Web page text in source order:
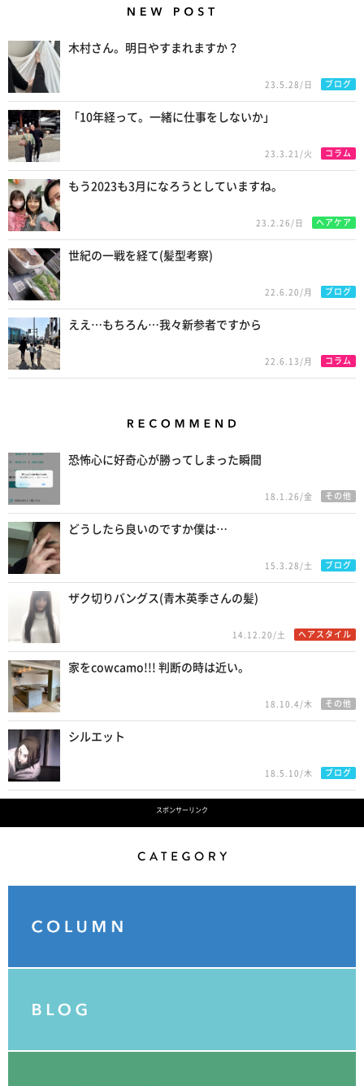
木村さん。明日やすまれますか？
23.5.28/日 ブログ
「10年経って。一緒に仕事をしないか」
23.3.21/火 コラム
もう2023も3月になろうとしていますね。
23.2.26/日 ヘアケア
世紀の一戦を経て(髪型考察)
22.6.20/月 ブログ
ええ…もちろん…我々新参者ですから
22.6.13/月 コラム
恐怖心に好奇心が勝ってしまった瞬間
18.1.26/金 その他
どうしたら良いのですか僕は…
15.3.28/土 ブログ
ザク切りバングス(青木英季さんの髪)
14.12.20/土 ヘアスタイル
家をcowcamo!!! 判断の時は近い。
18.10.4/木 その他
シルエット
18.5.10/木 ブログ
スポンサーリンク